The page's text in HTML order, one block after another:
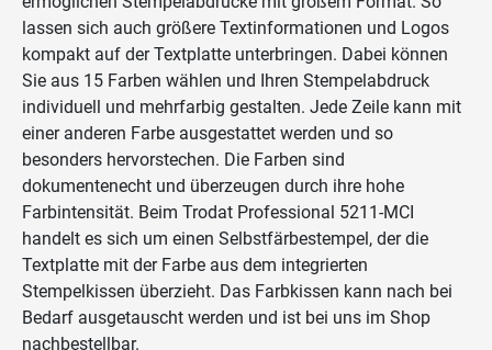
lassen sich auch größere Textinformationen und Logos
kompakt auf der Textplatte unterbringen. Dabei können
Sie aus 15 Farben wählen und Ihren Stempelabdruck
individuell und mehrfarbig gestalten. Jede Zeile kann mit
einer anderen Farbe ausgestattet werden und so
besonders hervorstechen. Die Farben sind
dokumentenecht und überzeugen durch ihre hohe
Farbintensität. Beim Trodat Professional 5211-MCI
handelt es sich um einen Selbstfärbestempel, der die
Textplatte mit der Farbe aus dem integrierten
Stempelkissen überzieht. Das Farbkissen kann nach bei
Bedarf ausgetauscht werden und ist bei uns im Shop
nachbestellbar.